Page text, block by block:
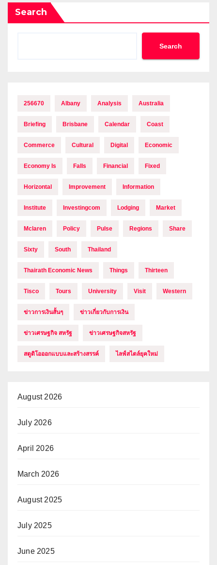
Search
Search
256670 Albany Analysis Australia
Briefing Brisbane Calendar Coast
Commerce Cultural Digital Economic
Economy Is Falls Financial Fixed
Horizontal Improvement Information
Institute Investingcom Lodging Market
Mclaren Policy Pulse Regions Share
Sixty South Thailand
Thairath Economic News Things Thirteen
Tisco Tours University Visit Western
ข่าวการเงินสั้นๆ ข่าวเกี่ยวกับการเงิน
ข่าวเศรษฐกิจ สหรัฐ ข่าวเศรษฐกิจสหรัฐ
สตูดิโอออกแบบและสร้างสรรค์ ไลฟ์สไตล์ยุคใหม่
August 2026
July 2026
April 2026
March 2026
August 2025
July 2025
June 2025